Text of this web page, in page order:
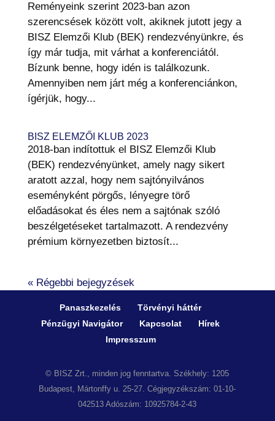
Reményeink szerint 2023-ban azon
szerencsések között volt, akiknek jutott jegy a
BISZ Elemzői Klub (BEK) rendezvényünkre, és
így már tudja, mit várhat a konferenciától.
Bízunk benne, hogy idén is találkozunk.
Amennyiben nem járt még a konferenciánkon,
ígérjük, hogy...
BISZ ELEMZŐI KLUB 2023
2018-ban indítottuk el BISZ Elemzői Klub
(BEK) rendezvényünket, amely nagy sikert
aratott azzal, hogy nem sajtónyilvános
eseményként pörgős, lényegre törő
előadásokat és éles nem a sajtónak szóló
beszélgetéseket tartalmazott. A rendezvény
prémium környezetben biztosít...
« Régebbi bejegyzések
Panaszkezelés
Törvényi háttér
Pénzügyi Navigátor
Kapcsolat
Hírek
Impresszum
© BISZ Zrt., minden jog fenntartva. Székhely: 1205
Budapest, Mártonffy u. 25-27. Cégjegyzékszám: 01-10-
042513 Adószám: 10925784-2-43